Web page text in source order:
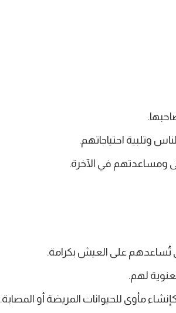
وتلبية احتياجاتهم.
ومساعدتهم في الآخرة.
تُساعدهم على العيش بكرامة.
لهم.
مأوى للحيوانات المريضة أو المصابة.